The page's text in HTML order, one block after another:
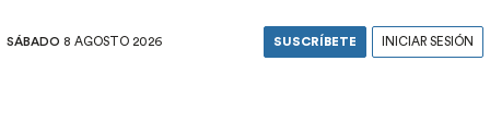
SÁBADO 8 AGOSTO 2026 SUSCRÍBETE INICIAR SESIÓN